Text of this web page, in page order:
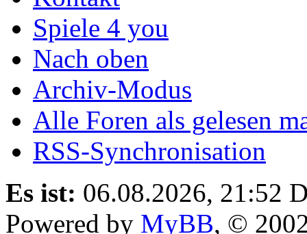
Spiele 4 you
Nach oben
Archiv-Modus
Alle Foren als gelesen
RSS-Synchronisation
Es ist: 06.08.2026, 21:52
Powered by MyBB, ©